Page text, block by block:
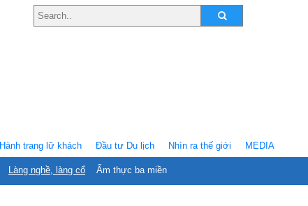
Làng nghề, làng cổ Ẩm thực ba miền
Hành trang lữ khách Ðầu tư Du lịch Nhìn ra thế giới MEDIA